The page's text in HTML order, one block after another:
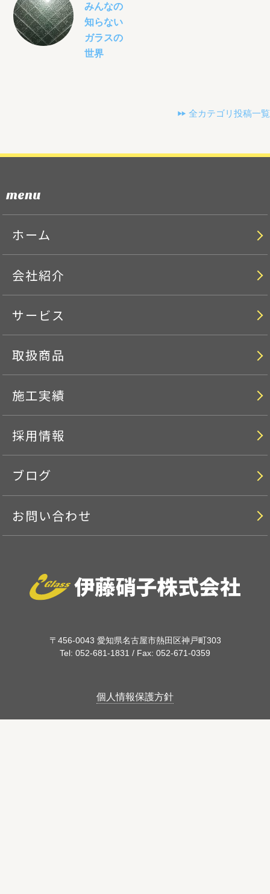
みんなの
知らない
ガラスの
世界
全カテゴリ投稿一覧
menu
ホーム
会社紹介
サービス
取扱商品
施工実績
採用情報
ブログ
お問い合わせ
〒456-0043 愛知県名古屋市熱田区神戸町303
Tel: 052-681-1831 / Fax: 052-671-0359
個人情報保護方針